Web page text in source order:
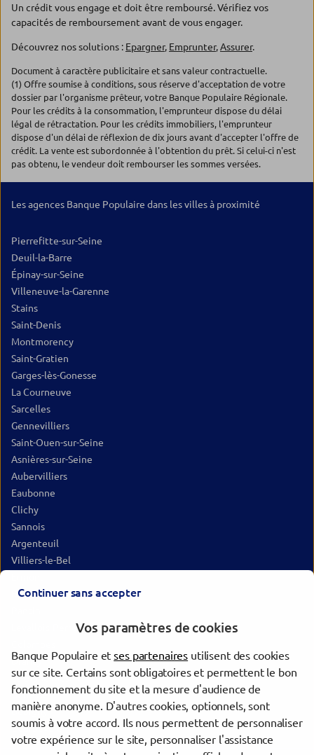
Un crédit vous engage et doit être remboursé. Vérifiez vos
capacités de remboursement avant de vous engager.
Découvrez nos solutions : Epargner, Emprunter,Assurer.
Document à caractère publicitaire et sans valeur contractuelle.
(1) Offre soumise à conditions, sous réserve d'acceptation de votre
dossier par l'organisme prêteur, votre Banque Populaire Régionale.
Pour les crédits à la consommation, l'emprunteur dispose du délai
légal de rétractation. Pour les crédits immobiliers, l'emprunteur
dispose d'un délai de réflexion de dix jours avant d'accepter l'offre de
crédit. La vente est subordonnée à l'obtention du prêt. Si celui-ci n'est
pas obtenu, le vendeur doit rembourser les sommes versées.
Les agences Banque Populaire dans les villes à proximité
Pierrefitte-sur-Seine
Deuil-la-Barre
Épinay-sur-Seine
Villeneuve-la-Garenne
Stains
Saint-Denis
Montmorency
Saint-Gratien
Garges-lès-Gonesse
La Courneuve
Sarcelles
Gennevilliers
Saint-Ouen-sur-Seine
Asnières-sur-Seine
Aubervilliers
Eaubonne
Clichy
Sannois
Argenteuil
Villiers-le-Bel
Bois-Colombes
Levallois-Perret
Drancy
Le Blanc-Mesnil
Gonesse
Bobigny
Courbevoie
Continuer sans accepter
Vos paramètres de cookies
Banque Populaire etses partenaires utilisent des cookies
sur ce site. Certains sont obligatoires et permettent le bon
fonctionnement du site et la mesure d'audience de
manière anonyme. D'autres cookies, optionnels, sont
soumis à votre accord. Ils nous permettent de personnaliser
votre expérience sur le site, personnaliser l'assistance